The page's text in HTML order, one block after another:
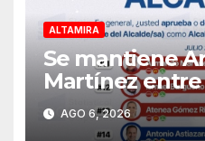
ALTAMIRA
Se mantiene
Martínez
alcaldes del
uno en
AGO 6, 2026